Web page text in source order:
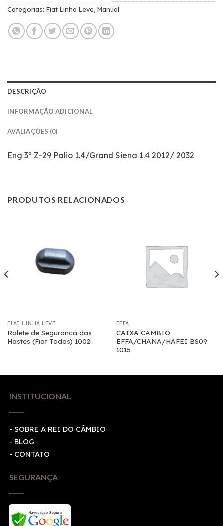
Categorias: Fiat Linha Leve, Manual
DESCRIÇÃO
INFORMAÇÃO ADICIONAL
AVALIAÇÕES (0)
Eng 3º Z-29 Palio 1.4/Grand Siena 1.4 2012/ 2032
PRODUTOS RELACIONADOS
FIAT LINHA LEVE
Rolete de Seguranca das
Hastes (Fiat Todos) 1002
EFFA
CAIXA CAMBIO
EFFA/CHANA/HAFEI BS09
1015
INSTITUCIONAL
- SOBRE A REI DO CÂMBIO
- BLOG
- CONTATO
SEGURANÇA